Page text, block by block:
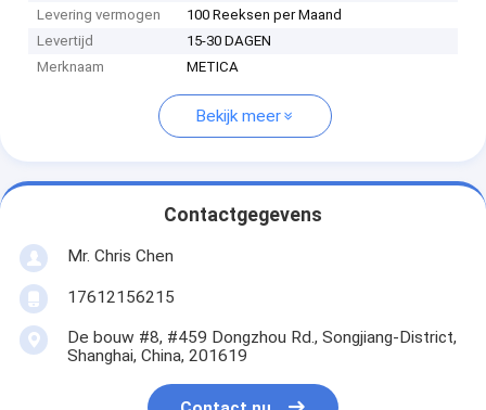
Levering vermogen
100 Reeksen per Maand
Levertijd
15-30 DAGEN
Merknaam
METICA
Bekijk meer
Contactgegevens
Mr. Chris Chen
17612156215
De bouw #8, #459 Dongzhou Rd., Songjiang-District,
Shanghai, China, 201619